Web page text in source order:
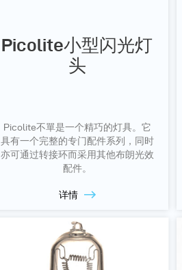
Picolite小型闪光灯
头
Picolite不單是一个精巧的灯具。它
具有一个完整的专门配件系列，同时
亦可通过转接环而采用其他布朗光效
配件。
详情